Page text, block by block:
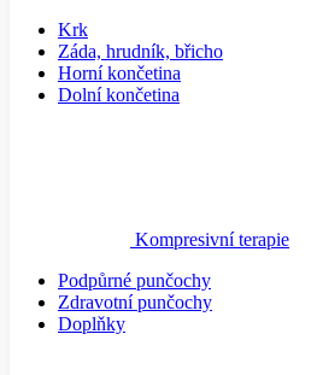
Krk
Záda, hrudník, břicho
Horní končetina
Dolní končetina
Kompresivní terapie
Podpůrné punčochy
Zdravotní punčochy
Doplňky